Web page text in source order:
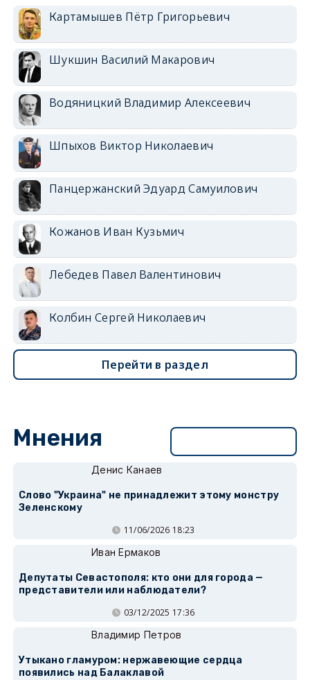
Картамышев Пётр Григорьевич
Шукшин Василий Макарович
Водяницкий Владимир Алексеевич
Шпыхов Виктор Николаевич
Панцержанский Эдуард Самуилович
Кожанов Иван Кузьмич
Лебедев Павел Валентинович
Колбин Сергей Николаевич
Перейти в раздел
Мнения
Денис Канаев
Слово "Украина" не принадлежит этому монстру
Зеленскому
11/06/2026 18:23
Иван Ермаков
Депутаты Севастополя: кто они для города —
представители или наблюдатели?
03/12/2025 17:36
Владимир Петров
Утыкано гламуром: нержавеющие сердца
появились над Балаклавой